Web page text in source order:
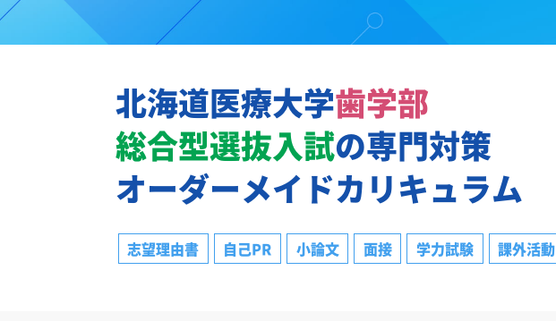
北海道医療大学歯学部
総合型選抜入試の専門対策
オーダーメイドカリキュラム
志望理由書 自己PR 小論文 面接 学力試験 課外活動